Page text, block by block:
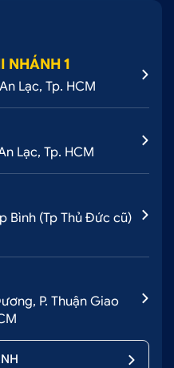
NHÁNH 1
Lạc, Tp. HCM
Lạc, Tp. HCM
Bình (Tp Thủ Đức cũ)
P. Thuận Giao